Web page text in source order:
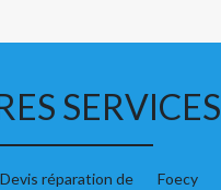
SERVICES
Devis réparation de
Foecy